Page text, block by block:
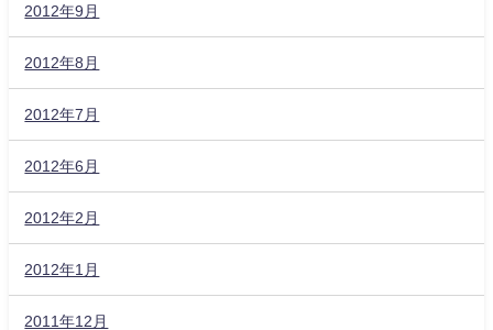
2012年9月
2012年8月
2012年7月
2012年6月
2012年2月
2012年1月
2011年12月